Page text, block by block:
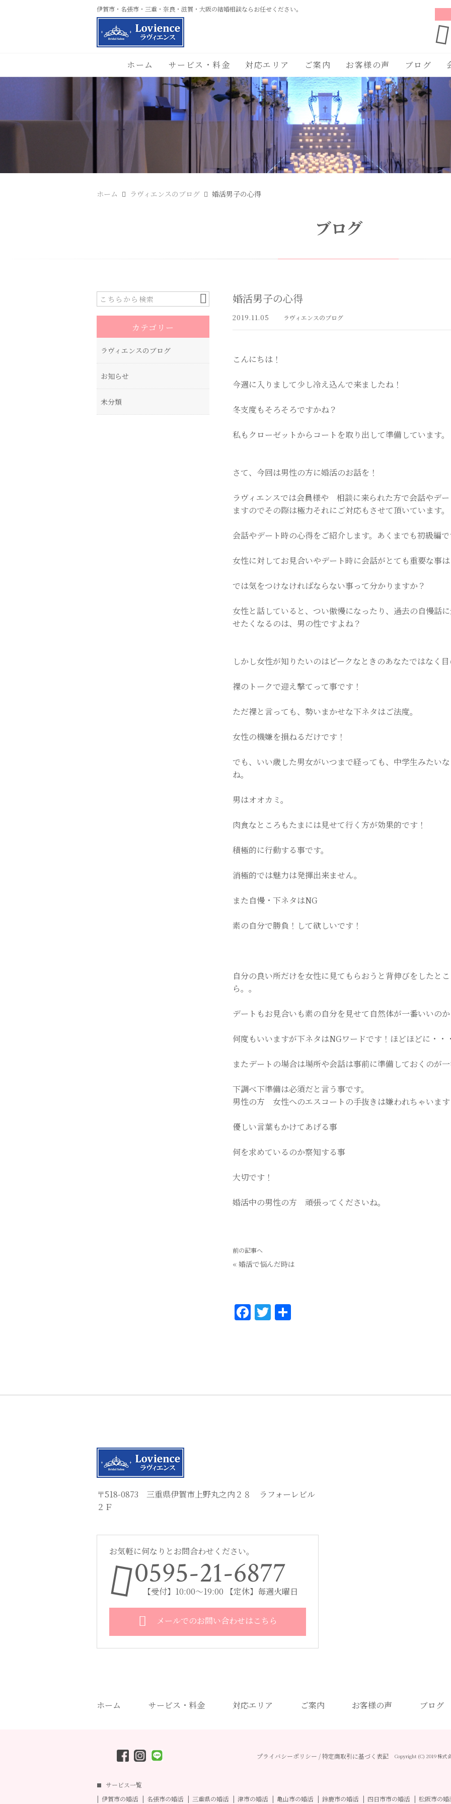
伊賀市・名張市・三重・奈良・滋賀・大阪の結婚相談ならお任せください。
ホーム サービス・料金 対応エリア ご案内 お客様の声 ブログ
ホーム ラヴィエンスのブログ 婚活男子の心得
ブログ
婚活男子の心得
2019.11.05 ラヴィエンスのブログ
こんにちは！
今週に入りまして少し冷え込んで来ましたね！
冬支度もそろそろですかね？
私もクローゼットからコートを取り出して準備しています。
さて、今回は男性の方に婚活のお話を！
ラヴィエンスでは会員様や 相談に来られた方で会話やデ
ますのでその際は極力それにご対応もさせて頂いています。
会話やデート時の心得をご紹介します。あくまでも初級編で
女性に対してお見合いやデート時に会話がとても重要な事は
では気をつけなければならない事って分かりますか？
女性と話していると、つい傲慢になったり、過去の自慢話
せたくなるのは、男の性ですよね？
しかし女性が知りたいのはピークなときのあなたではなく
裸のトークで迎え撃てって事です！
ただ裸と言っても、勢いまかせな下ネタはご法度。
女性の機嫌を損ねるだけです！
でも、いい歳した男女がいつまで経っても、中学生みたい
ね。
男はオオカミ。
肉食なところもたまには見せて行く方が効果的です！
積極的に行動する事です。
消極的では魅力は発揮出来ません。
また自慢・下ネタはNG
素の自分で勝負！して欲しいです！
自分の良い所だけを女性に見てもらおうと背伸びをしたと
ら。。
デートもお見合いも素の自分を見せて自然体が一番いいのか
何度もいいますが下ネタはNGワードです！ほどほどに・・・
またデートの場合は場所や会話は事前に準備しておくのが一
下調べ下準備は必須だと言う事です。
男性の方 女性へのエスコートの手抜きは嫌われちゃいます
優しい言葉もかけてあげる事
何を求めているのか察知する事
大切です！
婚活中の男性の方 頑張ってくださいね。
前の記事へ
« 婚活で悩んだ時は
F
o
T
カテゴリー
ラヴィエンスのブログ
お知らせ
未分類
〒518-0873 三重県伊賀市上野丸之内２８ ラフォーレビル
２Ｆ
お気軽に何なりとお問合わせください。
0595-21-6877
【受付】10:00～19:00 【定休】毎週火曜日
メールでのお問い合わせはこちら
ホーム サービス・料金 対応エリア ご案内 お客様の声 ブログ
プライバシーポリシー /特定商取引に基づく表記 Copyright (C) 2019 株式
サービス一覧
伊賀市の婚活
名張市の婚活 三重県の婚活 津市の婚活 亀山市の婚活 鈴鹿市の婚活 四日市市の婚活 松阪市の婚